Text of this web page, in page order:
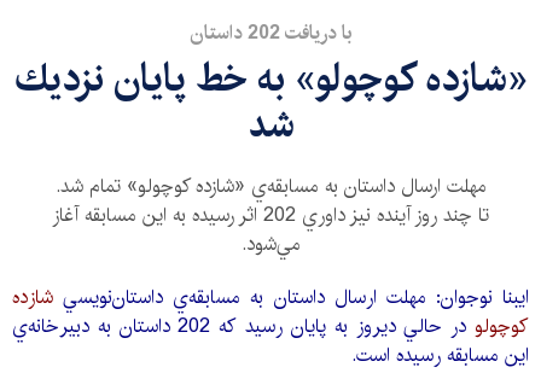
با دريافت 202 داستان
«شازده كوچولو» به خط پايان نزديك
شد
مهلت ارسال داستان به مسابقه‌ي «شازده كوچولو» تمام شد.
تا چند روز آينده نيز داوري 202 اثر رسيده به اين مسابقه آغاز
مي‌شود.
ايبنا نوجوان: مهلت ارسال داستان به مسابقه‌ي داستان‌نويسي شازده
كوچولو
در حالي ديروز به پايان رسيد كه 202 داستان به دبيرخانه‌ي
اين مسابقه رسيده است.